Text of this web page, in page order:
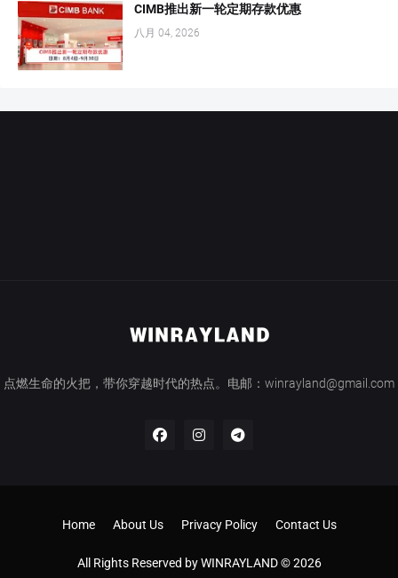
CIMB推出新一轮定期存款优惠
八月 04, 2026
点燃生命的火把，带你穿越时代的热点。电邮：winrayland@gmail.com
All Rights Reserved by WINRAYLAND © 2026
Home About Us Privacy Policy Contact Us